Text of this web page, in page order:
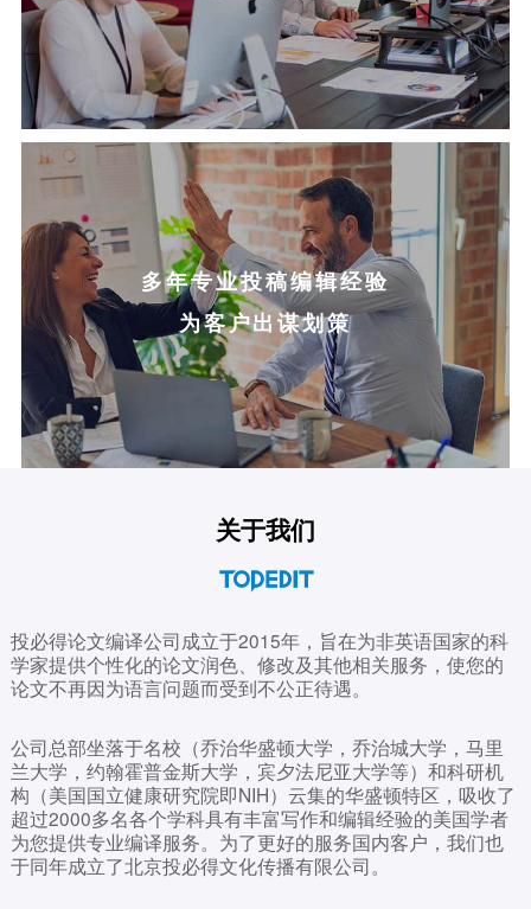
多年专业投稿编辑经验
为客户出谋划策
关于我们
投必得论文编译公司成立于2015年，旨在为非英语国家的科
学家提供个性化的论文润色、修改及其他相关服务，使您的
论文不再因为语言问题而受到不公正待遇。
公司总部坐落于名校（乔治华盛顿大学，乔治城大学，马里
兰大学，约翰霍普金斯大学，宾夕法尼亚大学等）和科研机
构（美国国立健康研究院即NIH）云集的华盛顿特区，吸收了
超过2000多名各个学科具有丰富写作和编辑经验的美国学者
为您提供专业编译服务。为了更好的服务国内客户，我们也
于同年成立了北京投必得文化传播有限公司。